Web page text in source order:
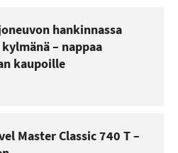
hankinnassa
– nappaa
kaupoille
Master Classic 740 T –